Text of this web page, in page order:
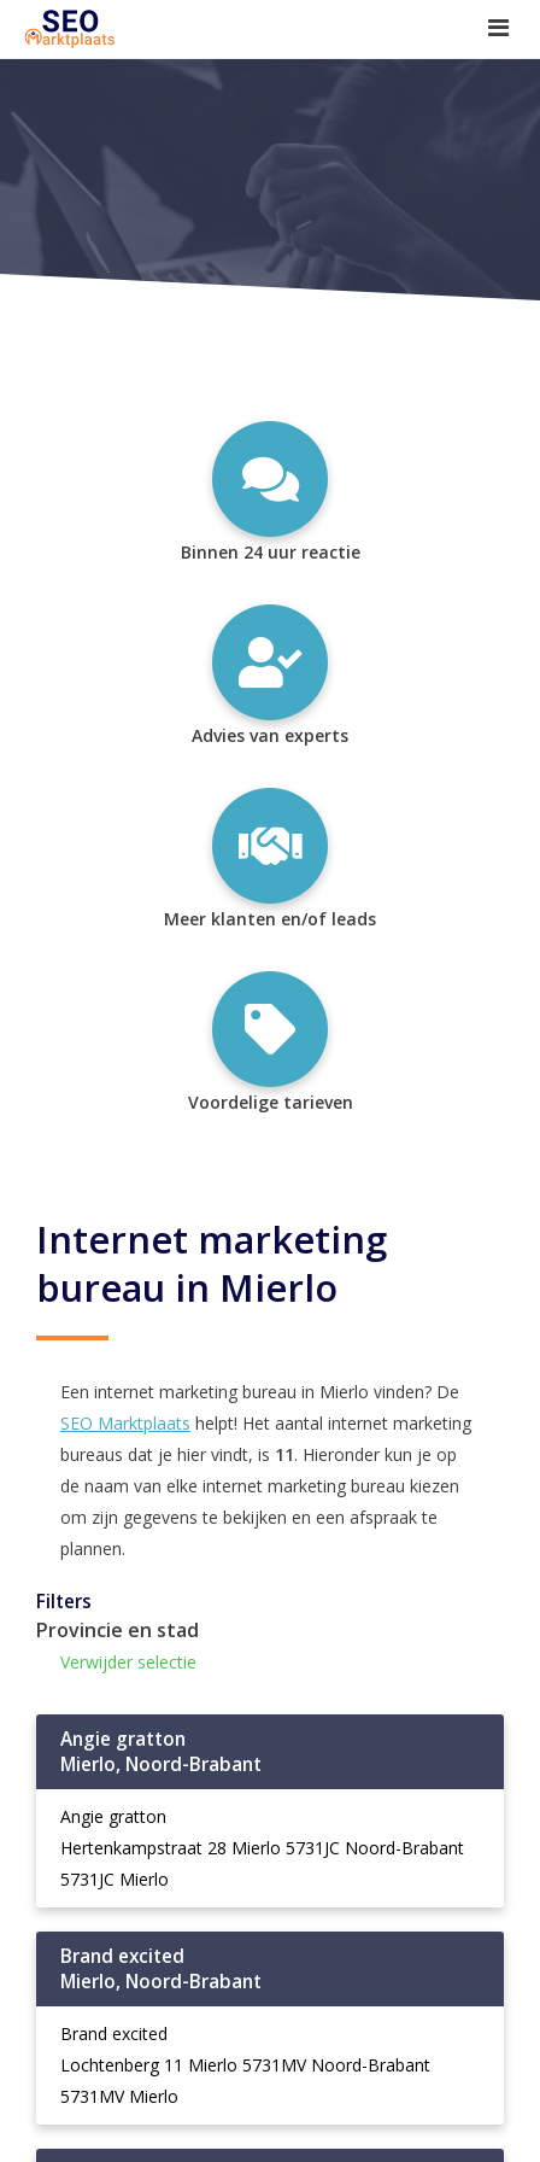
SEO tools reviews
Marketeer bij jou in de buurt?
Offerte
1. Seo voor beginners +
2. Onderzoeken +
Binnen 24 uur reactie
Advies van experts
Meer klanten en/of leads
Voordelige tarieven
Internet marketing
bureau in Mierlo
Een internet marketing bureau in Mierlo vinden? De
SEO Marktplaats helpt! Het aantal internet marketing
bureaus dat je hier vindt, is 11. Hieronder kun je op
de naam van elke internet marketing bureau kiezen
om zijn gegevens te bekijken en een afspraak te
plannen.
Filters
Provincie en stad
Verwijder selectie
Angie gratton
Mierlo, Noord-Brabant
Angie gratton
Hertenkampstraat 28 Mierlo 5731JC Noord-Brabant
5731JC Mierlo
Brand excited
Mierlo, Noord-Brabant
Brand excited
Lochtenberg 11 Mierlo 5731MV Noord-Brabant
5731MV Mierlo